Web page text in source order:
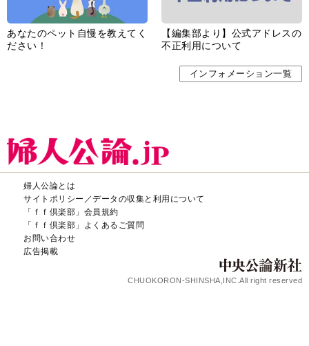
「ｆｆ倶楽部」会員規約
「ｆｆ倶楽部」よくあるご質問
お問い合わせ
広告掲載
CHUOKORON-SHINSHA,INC.All right reserved